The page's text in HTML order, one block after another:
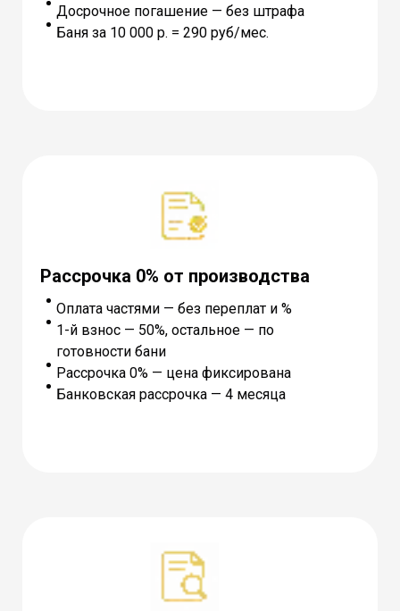
Досрочное погашение — без штрафа
Баня за 10 000 р. = 290 руб/мес.
Оплата частями — без переплат и %
1-й взнос — 50%, остальное — по
готовности бани
Рассрочка 0% — цена фиксирована
Банковская рассрочка — 4 месяца
Рассрочка 0% от производства